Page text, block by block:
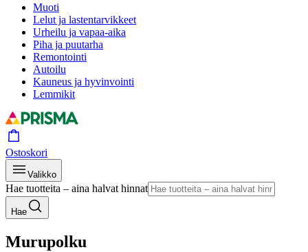
Muoti
Lelut ja lastentarvikkeet
Urheilu ja vapaa-aika
Piha ja puutarha
Remontointi
Autoilu
Kauneus ja hyvinvointi
Lemmikit
Ostoskori
Valikko
Hae tuotteita – aina halvat hinnat
Hae
Murupolku